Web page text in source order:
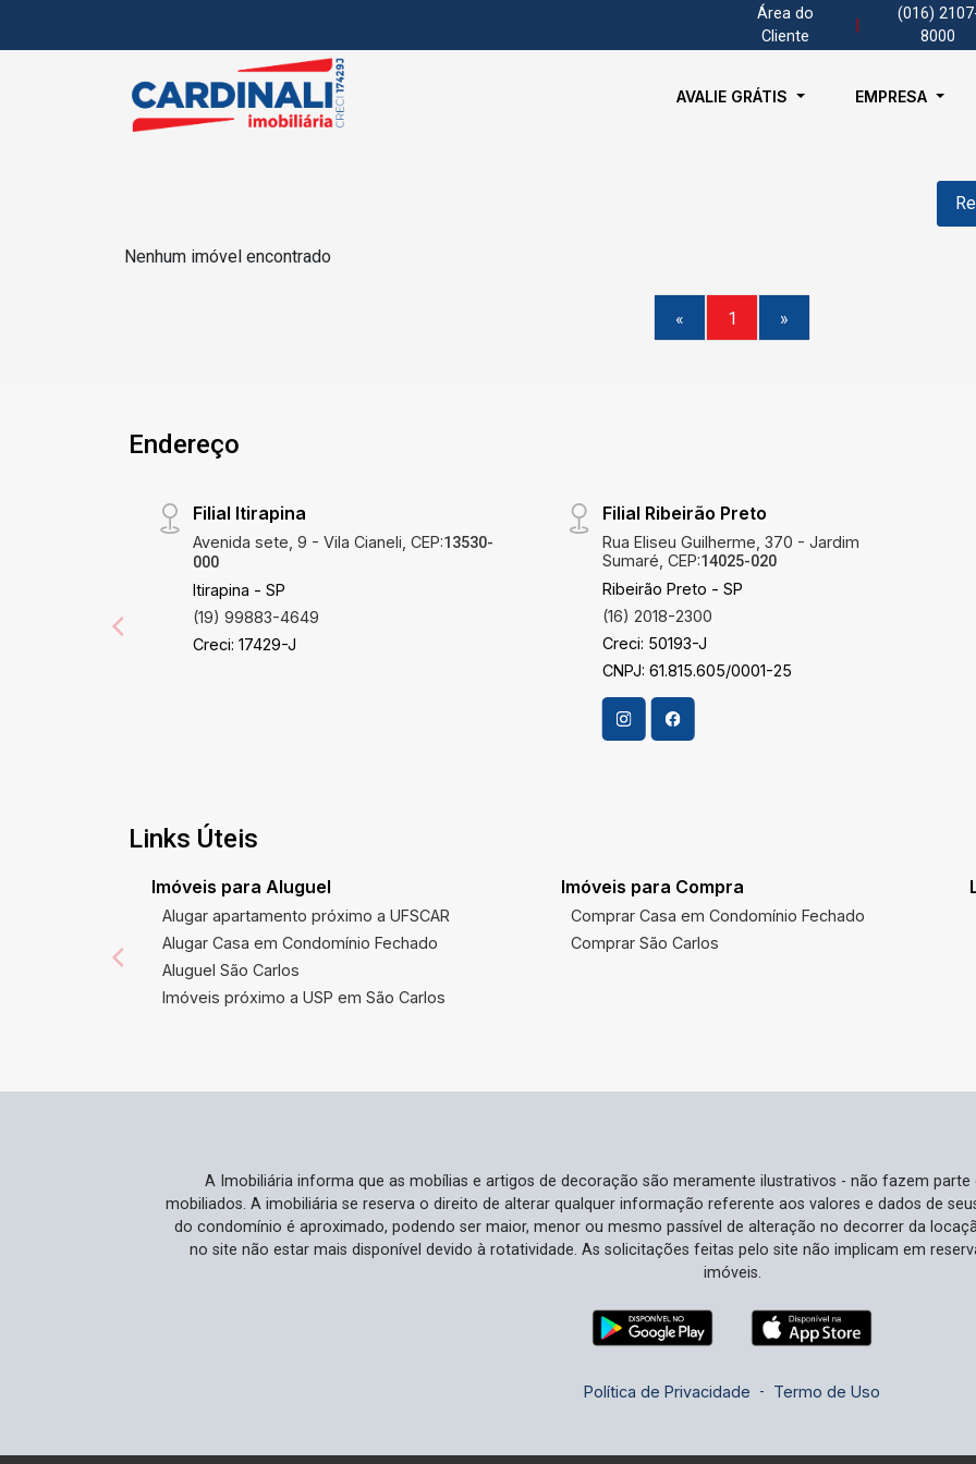
Área do
Cliente
(016)
8000
AVALIE GRÁTIS EMPRESA
Nenhum imóvel encontrado
« 1 »
Endereço
Filial Itirapina
Avenida sete, 9 - Vila Cianeli, CEP:13530-
000
Itirapina - SP
(19) 99883-4649
Creci: 17429-J
Filial Ribeirão Preto
Rua Eliseu Guilherme, 370 - Jardim
Sumaré, CEP:14025-020
Ribeirão Preto - SP
(16) 2018-2300
Creci: 50193-J
CNPJ: 61.815.605/0001-25
Links Úteis
Imóveis para Aluguel
Alugar apartamento próximo a UFSCAR
Alugar Casa em Condomínio Fechado
Aluguel São Carlos
Imóveis próximo a USP em São Carlos
Imóveis para Compra
Comprar Casa em Condomínio Fechado
Comprar São Carlos
A Imobiliária informa que as mobílias e artigos de decoração são meramente ilustrativos - não fazem
mobiliados. A imobiliária se reserva o direito de alterar qualquer informação referente aos valores e dados de
do condomínio é aproximado, podendo ser maior, menor ou mesmo passível de alteração no decorrer da
no site não estar mais disponível devido à rotatividade. As solicitações feitas pelo site não implicam em
imóveis.
Política de Privacidade - Termo de Uso